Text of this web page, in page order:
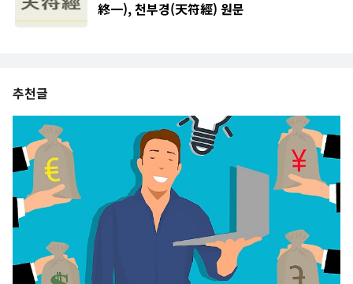
終一), 천부경(天符經) 원문
추천글